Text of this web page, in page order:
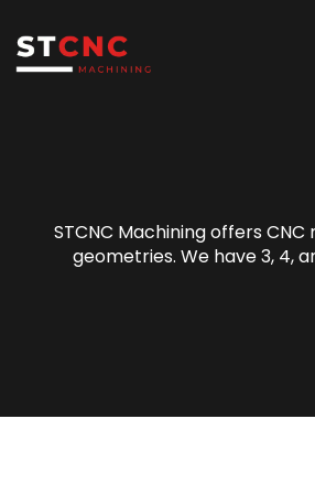
STCNC Machining offers
geometries. We have 3, 4,